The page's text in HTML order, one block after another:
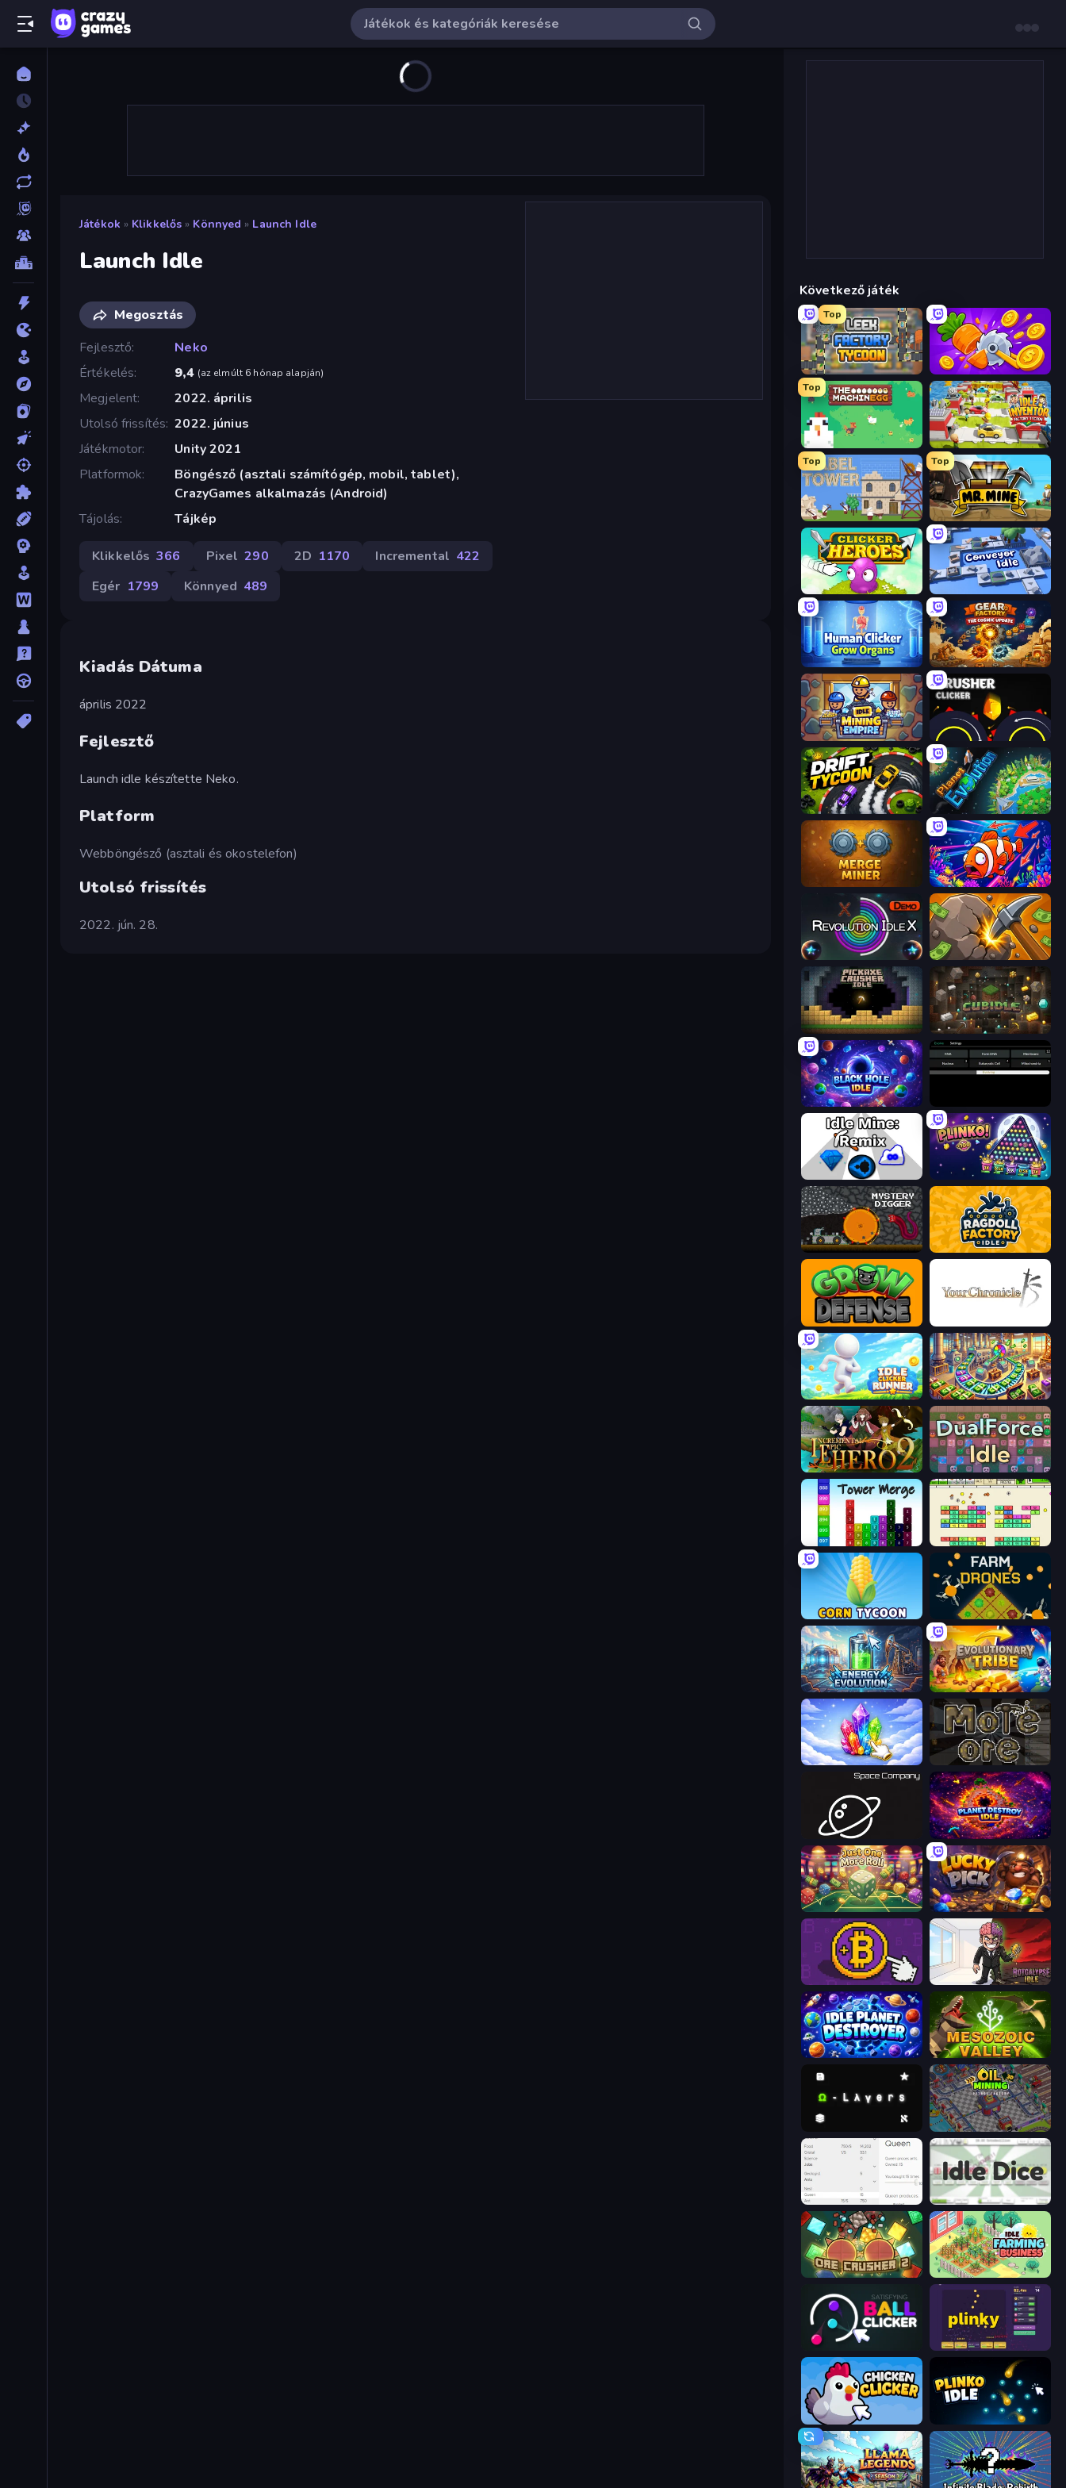
Játékok » Klikkelős » Könnyed » Launch Idle
Launch Idle
Megosztás
Fejlesztő
Neko
Értékelés
9,4 (az elmúlt 6 hónap alapján)
Megjelent
2022. április
Utolsó frissítés 2022. június
Játékmotor
Unity 2021
Platformok
Böngésző (asztali számítógép, mobil, tablet),
CrazyGames alkalmazás (Android)
Tájolás
Tájkép
Klikkelős 366 Pixel 290 2D 1170 Incremental 422
Egér 1799 Könnyed 489
Kiadás Dátuma
április 2022
Fejlesztő
Launch idle készítette Neko.
Platform
Webböngésző (asztali és okostelefon)
Utolsó frissítés
2022. jún. 28.
Következő játék
Top
Leek Factory Tycoon Farm Ring Idle
Top
The MachinEGG Idle Inventor
Top
Babel Tower
Top
Mr. Mine
Clicker Heroes Conveyor Idle
Human Clicker: Grow Organs Gear Factory
Idle Mining Empire Crusher Clicker
Drift Tycoon Planet Evolution: Idle Clicker
Merge Miner Fish Catch Idle
Revolution Idle X Mine Clicker
Pickaxe Crusher Idle Cubidle
Black Hole Idle
Idle Mine: Remix PLINKO!
Mystery Digger Ragdoll Factory Idle
Grow Defense
Idle Clicker Runner Money Factory: Tycoon Idle Game
Incremental Epic Hero 2 DualForce Idle
Tower Merge Idle Breakout
Corn Tycoon Farm Drones
Energy Evolution Evolutionary Tribe
Crystalia Idle Clicker More Ore
Space Company Planet Destroy Idle
Just One More Roll Lucky Pick
Money Maker Rotcalypse: Idle Incremental
Idle Planet Destroyer Cell to Singularity: Mesozoic Valley
Omega Layers Oil Mining 3D: Petrol Factory
Idle Ants Idle Dice
OreCrusher 2 Idle Farming Business
Satisfying Ball Clicker Plinky
Chicken Clicker Plinko Idle